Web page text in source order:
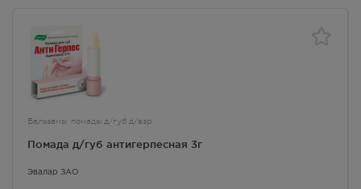
Бальзамы, помады д/губ д/взр
Помада д/губ антигерпесная 3г
Эвалар ЗАО